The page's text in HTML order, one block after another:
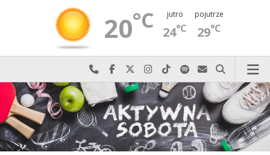
20°C jutro
24°C
pojutrze
29°C
Najlepiej po prostu do nas zadzwoń
Odwiedź nas na Facebook-u
Odwiedź nas na X
Odwiedź nas na Instagram-ie
Odwiedź nas na TikTok-u
Szukaj nas na Spotify
Wyślij do nas
Szukaj